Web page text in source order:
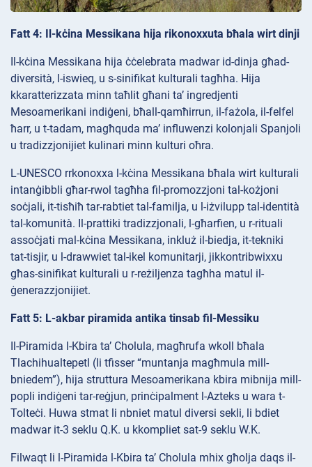
Fatt 4: Il-kċina Messikana hija rikonoxxuta bħala wirt dinji
Il-kċina Messikana hija ċċelebrata madwar id-dinja għad-
diversità, l-iswieq, u s-sinifikat kulturali tagħha. Hija
kkaratterizzata minn taħlit għani ta’ ingredjenti
Mesoamerikani indiġeni, bħall-qamħirrun, il-fażola, il-felfel
ħarr, u t-tadam, magħquda ma’ influwenzi kolonjali Spanjoli
u tradizzjonijiet kulinari minn kulturi oħra.
L-UNESCO rrkonoxxa l-kċina Messikana bħala wirt kulturali
intanġibbli għar-rwol tagħha fil-promozzjoni tal-kożjoni
soċjali, it-tisħiħ tar-rabtiet tal-familja, u l-iżvilupp tal-identità
tal-komunità. Il-prattiki tradizzjonali, l-għarfien, u r-rituali
assoċjati mal-kċina Messikana, inkluż il-biedja, it-tekniki
tat-tisjir, u l-drawwiet tal-ikel komunitarji, jikkontribwixxu
għas-sinifikat kulturali u r-reżiljenza tagħha matul il-
ġenerazzjonijiet.
Fatt 5: L-akbar piramida antika tinsab fil-Messiku
Il-Piramida l-Kbira ta’ Cholula, magħrufa wkoll bħala
Tlachihualtepetl (li tfisser “muntanja magħmula mill-
bniedem”), hija struttura Mesoamerikana kbira mibnija mill-
popli indiġeni tar-reġjun, prinċipalment l-Azteks u wara t-
Tolteċi. Huwa stmat li nbniet matul diversi sekli, li bdiet
madwar it-3 seklu Q.K. u kkompliet sat-9 seklu W.K.
Filwaqt li l-Piramida l-Kbira ta’ Cholula mhix għolja daqs il-